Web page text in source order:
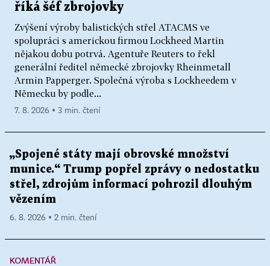
říká šéf zbrojovky
Zvýšení výroby balistických střel ATACMS ve
spolupráci s americkou firmou Lockheed Martin
nějakou dobu potrvá. Agentuře Reuters to řekl
generální ředitel německé zbrojovky Rheinmetall
Armin Papperger. Společná výroba s Lockheedem v
Německu by podle...
7. 8. 2026 ▪ 3 min. čtení
„Spojené státy mají obrovské množství
munice.“ Trump popřel zprávy o nedostatku
střel, zdrojům informací pohrozil dlouhým
vězením
6. 8. 2026 ▪ 2 min. čtení
KOMENTÁŘ